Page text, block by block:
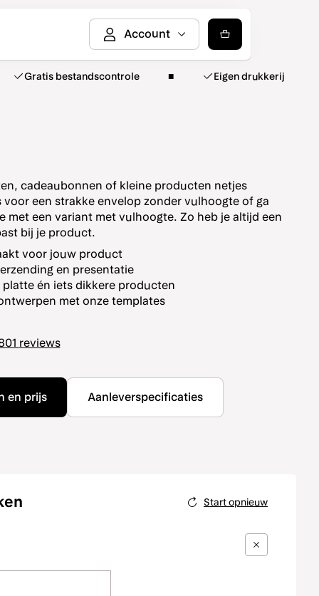
Gratis bestandscontrole Eigen drukkerij
cadeaubonnen of kleine producten netjes
voor een strakke envelop zonder vulhoogte of ga
met een variant met vulhoogte. Zo heb je altijd een
bij je product.
voor jouw product
en presentatie
én iets dikkere producten
met onze templates
reviews
en prijs Aanleverspecificaties
Start opnieuw